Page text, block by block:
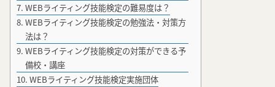
WEBライティング技能検定の難易度は？
WEBライティング技能検定の勉強法・対策方
法は？
WEBライティング技能検定の対策ができる予
備校・講座
WEBライティング技能検定実施団体